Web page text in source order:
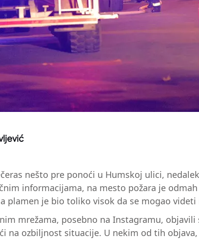
nešto pre ponoći u Humskoj ulici,
informacijama, na mesto požara je
plamen je bio toliko visok da se mogao
mrežama, posebno na Instagramu,
na ozbiljnost situacije. U nekim od tih